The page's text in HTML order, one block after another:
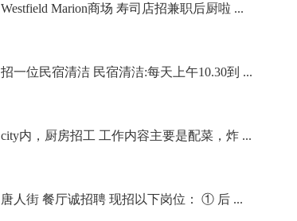
Westfield Marion商场 寿司店招兼职后厨啦 ...
招一位民宿清洁 民宿清洁:每天上午10.30到 ...
city内，厨房招工 工作内容主要是配菜，炸 ...
唐人街 餐厅诚招聘 现招以下岗位： ① 后 ...